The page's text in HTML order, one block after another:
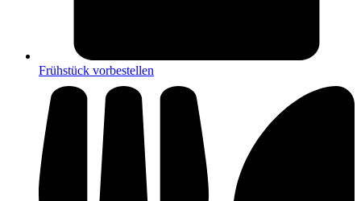
Frühstück vorbestellen